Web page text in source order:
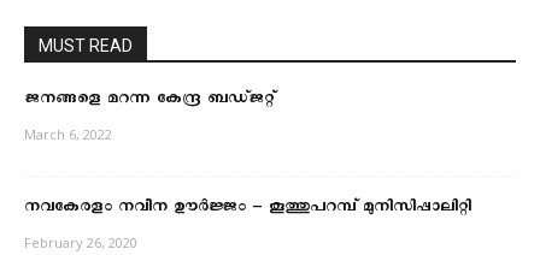
MUST READ
ജനങ്ങളെ മറന്ന കേന്ദ്ര ബഡ്‌ജറ്റ്‌
March 6, 2022
നവകേരളം നവീന ഊർജ്ജം – കൂത്തുപറമ്പ് മുനിസിപ്പാലിറ്റി
February 26, 2020